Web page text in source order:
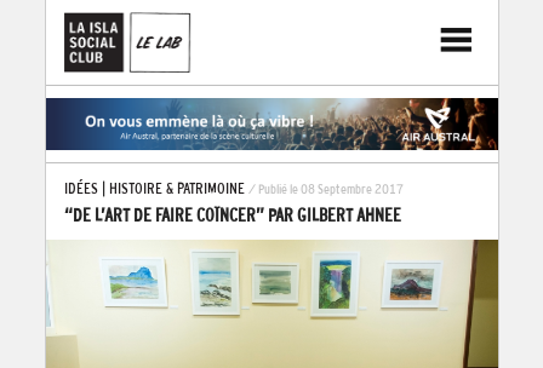
IDÉES| HISTOIRE & PATRIMOINE / Publié le 08 Septembre 2017
“DE L’ART DE FAIRE COÏNCER” PAR GILBERT AHNEE